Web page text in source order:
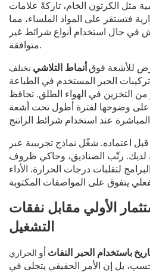
مثل الكرتون الخام، تاركةً علامات
فتستقر على المواد الملساء، مما
في حال استخدام أنواع شرائط غير
متوافقة.
أنماط التلاشي للأشعة فوق
الحبر المستخدم في الطباعة
من التخزين في الهواء الطلق. تحافظ
على وضوحها لفترة أطول تحت أشعة
قبل اعتماده. شغّل نماذج تجريبية عبر
لديك. رتّب الصناديق، وحاكي ظروف
لتقلبات درجات الحرارة. الأداء
الأولي مقابل نفقات
التشغيل
باستخدام الحبر النفاث أو الحراري
بل إن الأمر الحقيقي يتجلى في